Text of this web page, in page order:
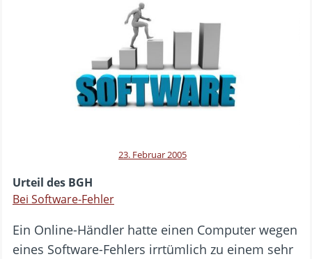
23. Februar 2005
Urteil des BGH
Bei Software-Fehler
Ein Online-Händler hatte einen Computer wegen
eines Software-Fehlers irrtümlich zu einem sehr